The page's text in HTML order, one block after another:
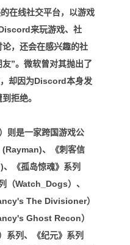
在线社交平台，以游戏
来玩游戏、社
，还会在感兴趣的社
”。 微软曾对其抛出了
却因为Discord本身发
拒绝。
则是一家跨国游戏公
(Rayman)、《刺客信
、《孤岛惊魂》系列
（Watch_Dogs）、
The Divisioner）
Ghost Recon）
系列、《纪元》系列